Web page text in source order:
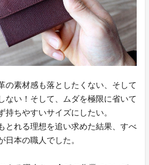
の素材感も落としたくない、そして
ない！そして、ムダを極限に省いて
持ちやすいサイズにしたい。
とれる理想を追い求めた結果、すべ
日本の職人でした。